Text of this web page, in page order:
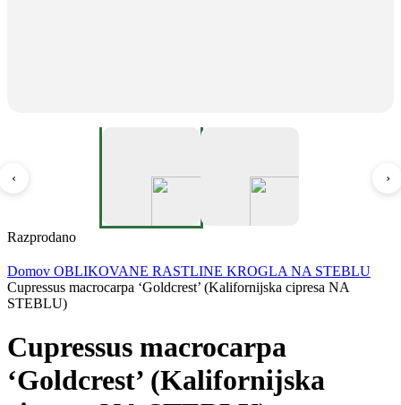
‹ ›
Razprodano
Domov OBLIKOVANE RASTLINE KROGLA NA STEBLU
Cupressus macrocarpa ‘Goldcrest’ (Kalifornijska cipresa NA
STEBLU)
Cupressus macrocarpa
‘Goldcrest’ (Kalifornijska